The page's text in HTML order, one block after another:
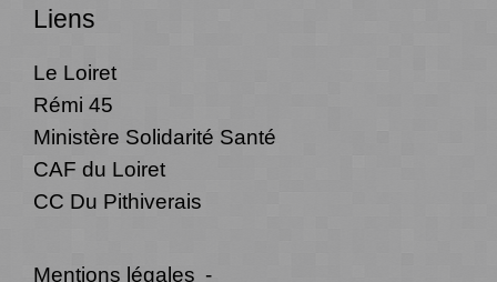
Liens
Le Loiret
Rémi 45
Ministère Solidarité Santé
CAF du Loiret
CC Du Pithiverais
Mentions légales -